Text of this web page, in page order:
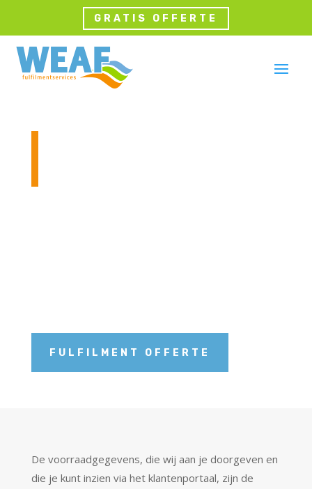
GRATIS OFFERTE
FULFILMENT OFFERTE
De voorraadgegevens, die wij aan je doorgeven en
die je kunt inzien via het klantenportaal, zijn de